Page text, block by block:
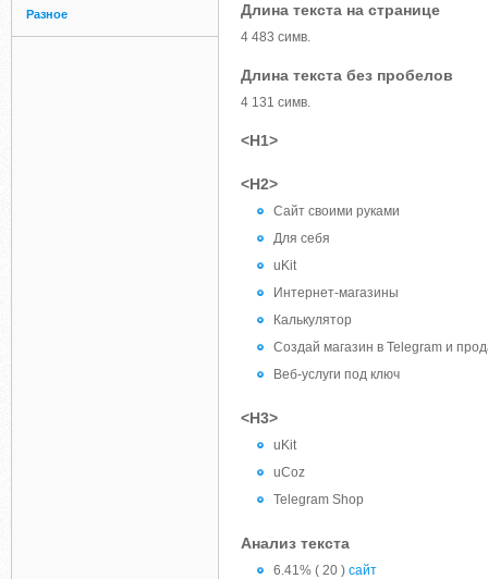
Разное Длина текста на странице
4 483 симв.
Длина текста без пробелов
4 131 симв.
<H1>
<H2>
Сайт своими руками
Для себя
uKit
Интернет-магазины
Калькулятор
Создай магазин в Telegram и
Веб-услуги под ключ
<H3>
uKit
uCoz
Telegram Shop
Анализ текста
6.41% ( 20 ) сайт